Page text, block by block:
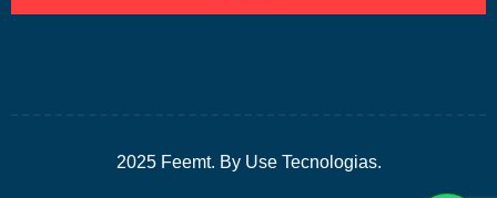
2025 Feemt. By Use Tecnologias.